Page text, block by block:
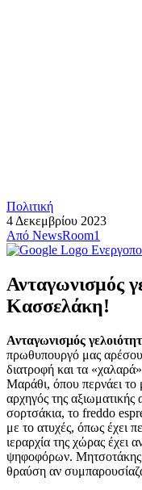
Πολιτική
4 Δεκεμβρίου 2023
Από NewsRoom1
Ανταγωνισμός
Κασσελάκη!
Ανταγωνισμός
πρωθυπουργό μας
διατροφή και τα
Μαράθι, όπου περνάει το
αρχηγός της αξιωματικής
σορτσάκια, το freddo
με το ατυχές, όπως έχει
ιεραρχία της χώρας έχει
ψηφοφόρων. Μητσοτάκης
θραύση αν